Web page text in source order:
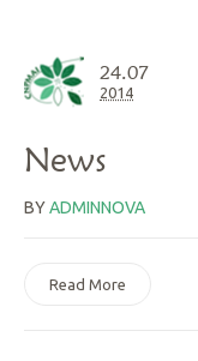
24.07
2014
News
BYADMINNOVA
Read More